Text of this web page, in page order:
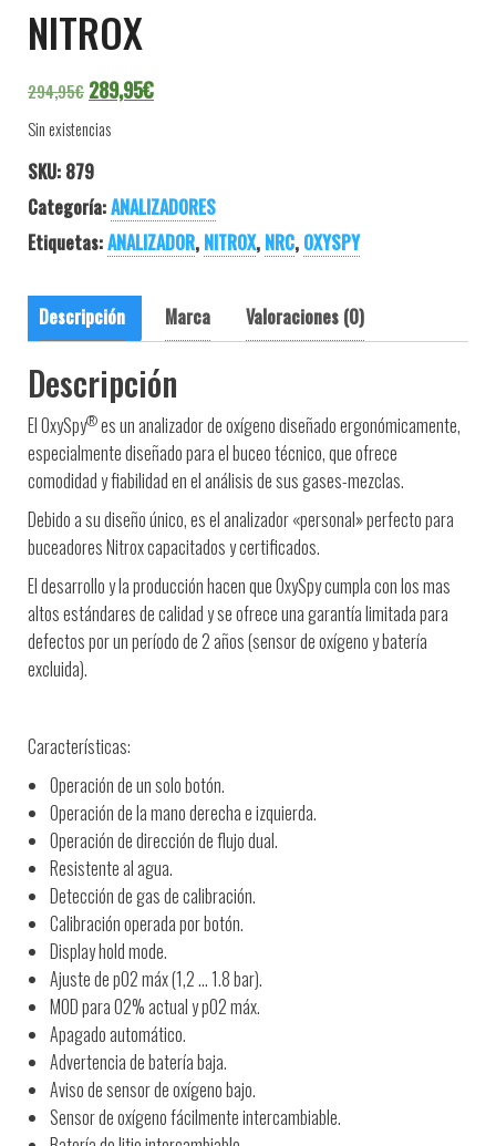
NITROX
294,95€ El precio original era: 294,95€.
289,95€El precio actual es: 289,95€.
Sin existencias
SKU: 879
Categoría:ANALIZADORES
Etiquetas:ANALIZADOR, NITROX, NRC, OXYSPY
Descripción Marca Valoraciones (0)
Descripción
El OxySpy®es un analizador de oxígeno diseñado ergonómicamente,
especialmente diseñado para el buceo técnico, que ofrece
comodidad y fiabilidad en el análisis de sus gases-mezclas.
Debido a su diseño único, es el analizador «personal» perfecto para
buceadores Nitrox capacitados y certificados.
El desarrollo y la producción hacen que OxySpy cumpla con los mas
altos estándares de calidad y se ofrece una garantía limitada para
defectos por un período de 2 años (sensor de oxígeno y batería
excluida).
Características:
Operación de un solo botón.
Operación de la mano derecha e izquierda.
Operación de dirección de flujo dual.
Resistente al agua.
Detección de gas de calibración.
Calibración operada por botón.
Display hold mode.
Ajuste de pO2 máx (1,2 … 1.8 bar).
MOD para O2% actual y pO2 máx.
Apagado automático.
Advertencia de batería baja.
Aviso de sensor de oxígeno bajo.
Sensor de oxígeno fácilmente intercambiable.